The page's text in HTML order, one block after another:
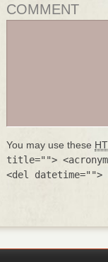
COMMENT
You may use these
title="">
<del